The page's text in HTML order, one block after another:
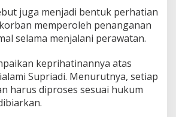
n
t
a
T
a
n
p
a
juga menjadi bentuk perhatian
memperoleh penanganan
selama menjalani perawatan.
keprihatinannya atas
Supriadi. Menurutnya, setiap
harus diproses sesuai hukum